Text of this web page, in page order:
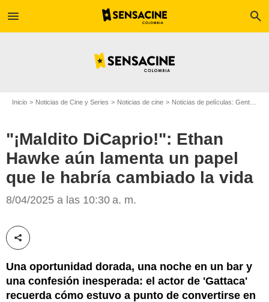
menu search
Inicio Noticias de Cine y Series Noticias de cine Noticias de películas: Gente
"¡Maldito DiCaprio!": Ethan
Hawke aún lamenta un papel
que le habría cambiado la vida
8/04/2025 a las 10:30 a. m.
Compartir esta noticia
Una oportunidad dorada, una noche en un bar y
una confesión inesperada: el actor de 'Gattaca'
recuerda cómo estuvo a punto de convertirse en